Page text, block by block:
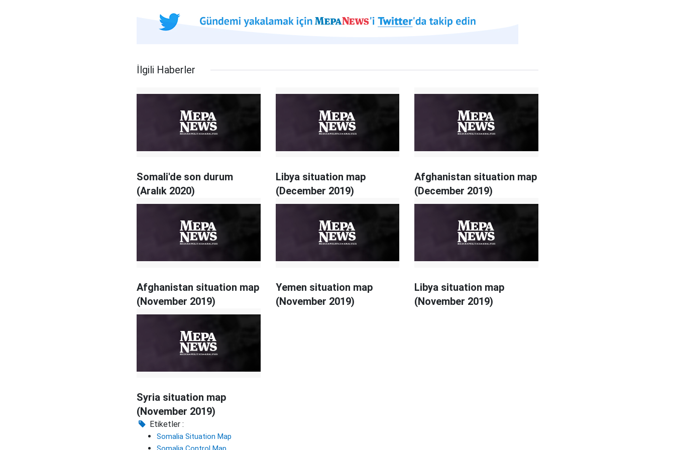
İlgili Haberler
Somali'de son durum
(Aralık 2020)
Libya situation map
(December 2019)
Afghanistan situation map
(December 2019)
Afghanistan situation map
(November 2019)
Yemen situation map
(November 2019)
Libya situation map
(November 2019)
Syria situation map
(November 2019)
Etiketler :
Somalia Situation Map